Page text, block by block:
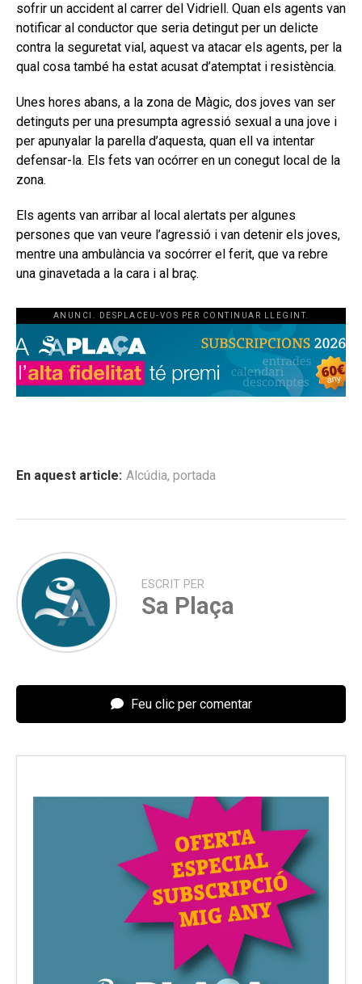
sofrir un accident al carrer del Vidriell. Quan els agents van
notificar al conductor que seria detingut per un delicte
contra la seguretat vial, aquest va atacar els agents, per la
qual cosa també ha estat acusat d’atemptat i resistència.
Unes hores abans, a la zona de Màgic, dos joves van ser
detinguts per una presumpta agressió sexual a una jove i
per apunyalar la parella d’aquesta, quan ell va intentar
defensar-la. Els fets van ocórrer en un conegut local de la
zona.
Els agents van arribar al local alertats per algunes
persones que van veure l’agressió i van detenir els joves,
mentre una ambulància va socórrer el ferit, que va rebre
una ginavetada a la cara i al braç.
ANUNCI. DESPLACEU-VOS PER CONTINUAR LLEGINT.
En aquest article: Alcúdia, portada
ESCRIT PER
Sa Plaça
Feu clic per comentar